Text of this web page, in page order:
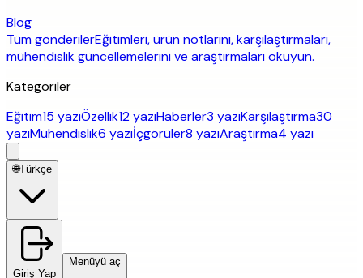
Blog
Tüm gönderilerEğitimleri, ürün notlarını, karşılaştırmaları,
mühendislik güncellemelerini ve araştırmaları okuyun.
Kategoriler
Eğitim15 yazıÖzellik12 yazıHaberler3 yazıKarşılaştırma30
yazıMühendislik6 yazıİçgörüler8 yazıAraştırma4 yazı
🌐Türkçe
Giriş Yap
Menüyü aç